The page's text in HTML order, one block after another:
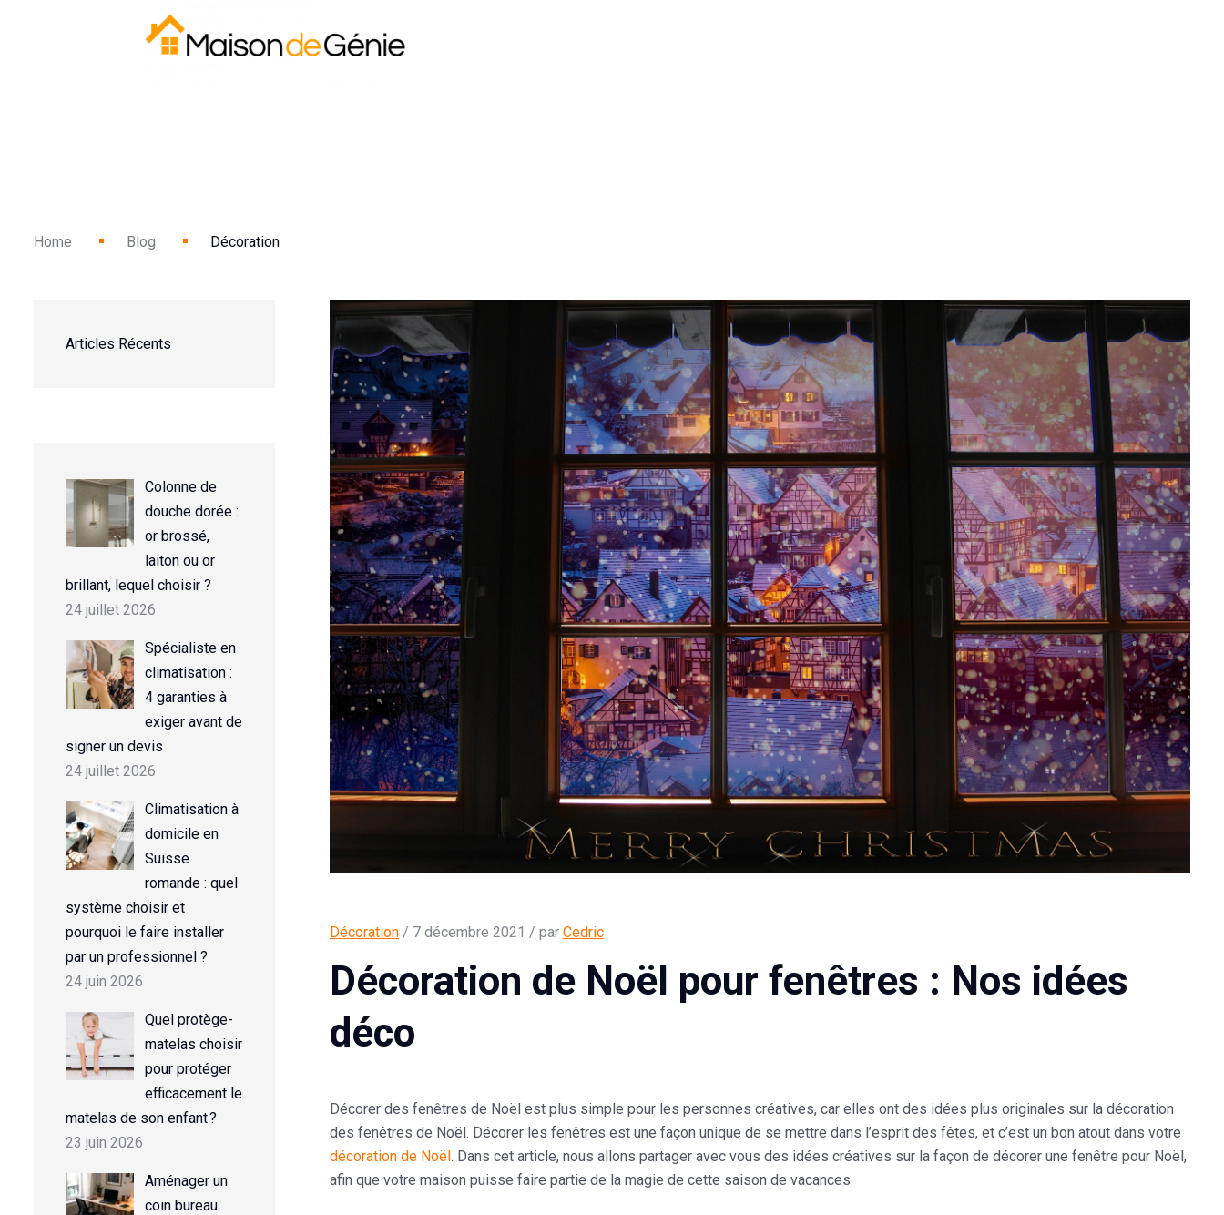
Home Blog Décoration
Articles Récents
Colonne de
douche dorée :
or brossé,
laiton ou or
brillant, lequel choisir ?
24 juillet 2026
Spécialiste en
climatisation :
4 garanties à
exiger avant de
signer un devis
24 juillet 2026
Climatisation à
domicile en
Suisse
romande : quel
système choisir et
pourquoi le faire installer
par un professionnel ?
24 juin 2026
Quel protège-
matelas choisir
pour protéger
efficacement le
matelas de son enfant ?
23 juin 2026
Aménager un
coin bureau
Décoration / 7 décembre 2021 / par Cedric
Décoration de Noël pour fenêtres : Nos idées
déco
Décorer des fenêtres de Noël est plus simple pour les personnes créatives, car elles ont des idées plus originales sur la décoration
des fenêtres de Noël. Décorer les fenêtres est une façon unique de se mettre dans l’esprit des fêtes, et c’est un bon atout dans votre
décoration de Noël. Dans cet article, nous allons partager avec vous des idées créatives sur la façon de décorer une fenêtre pour Noël,
afin que votre maison puisse faire partie de la magie de cette saison de vacances.